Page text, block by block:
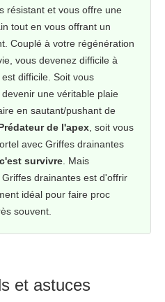
résistant et vous offre une
tout en vous offrant un
Couplé à votre régénération
vous devenez difficile à
difficile. Soit vous
une véritable plaie
en sautant/pushant de
de l'apex , soit vous
avec Griffes drainantes
survivre . Mais
drainantes est d'offrir
idéal pour faire proc
souvent.
et astuces